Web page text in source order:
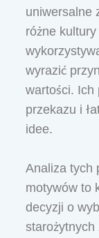
uniwersalne
różne
wyrazić
wartości. Ich
przekazu i
idee.
Analiza tych
motywów to
decyzji o
starożytnych